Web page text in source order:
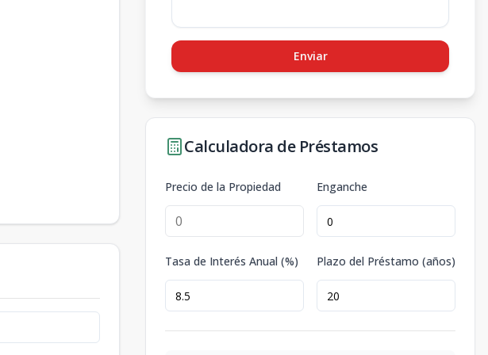
Enviar
Calculadora de Préstamos
Precio de la Propiedad Enganche
Tasa de Interés Anual (%) Plazo del Préstamo (años)